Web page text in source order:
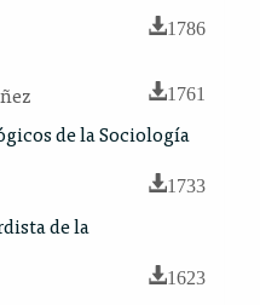
1786
1761
de la Sociología
1733
de la
1623